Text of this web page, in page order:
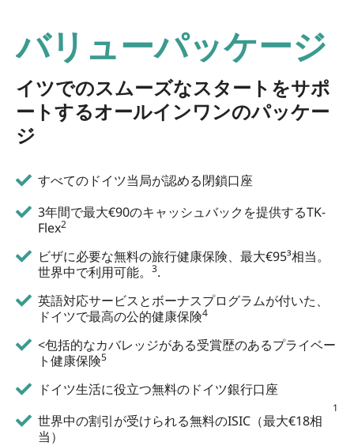
バリューパッケージ
イツでのスムーズなスタートをサポ
ートするオールインワンのパッケー
ジ
すべてのドイツ当局が認める閉鎖口座
3年間で最大€90のキャッシュバックを提供するTK-
Flex2
ビザに必要な無料の旅行健康保険、最大€95³相当。
世界中で利用可能。
3.
英語対応サービスとボーナスプログラムが付いた、
ドイツで最高の公的健康保険4
<包括的なカバレッジがある受賞歴のあるプライベー
ト健康保険5
ドイツ生活に役立つ無料のドイツ銀行口座
世界中の割引が受けられる無料のISIC（最大€18相
当）
1